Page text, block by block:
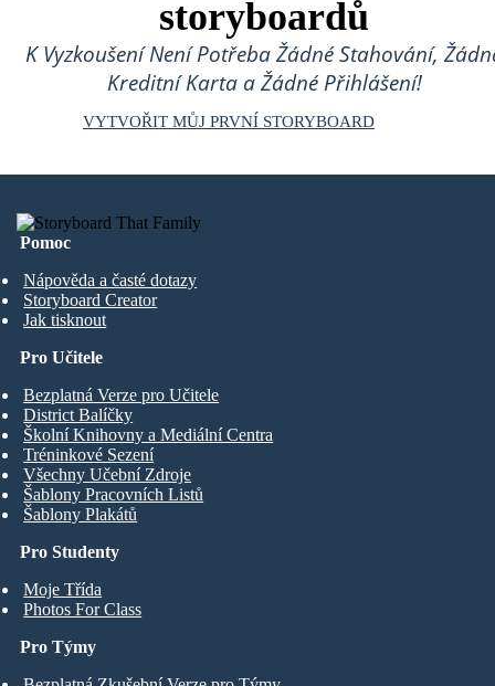
storyboardů
K Vyzkoušení Není Potřeba Žádné Stahování,
Kreditní Karta a Žádné Přihlášení!
VYTVOŘIT MŮJ PRVNÍ STORYBOARD
Pomoc
Nápověda a časté dotazy
Storyboard Creator
Jak tisknout
Pro Studenty
Moje Třída
Photos For Class
Pro Učitele
Bezplatná Verze pro Učitele
District Balíčky
Školní Knihovny a Mediální Centra
Tréninkové Sezení
Všechny Učební Zdroje
Šablony Pracovních Listů
Šablony Plakátů
Pro Týmy